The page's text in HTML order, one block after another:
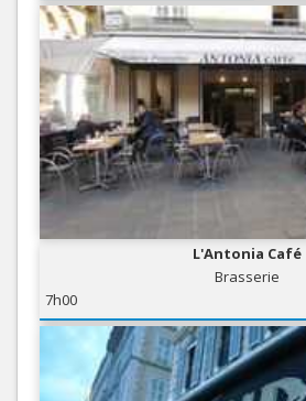
L'Antonia Café
Brasserie
7h00